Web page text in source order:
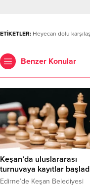
ETİKETLER: Heyecan dolu
Benzer Konular
Keşan’da uluslararası
turnuvaya kayıtlar
Edirne’de Keşan Belediyesi